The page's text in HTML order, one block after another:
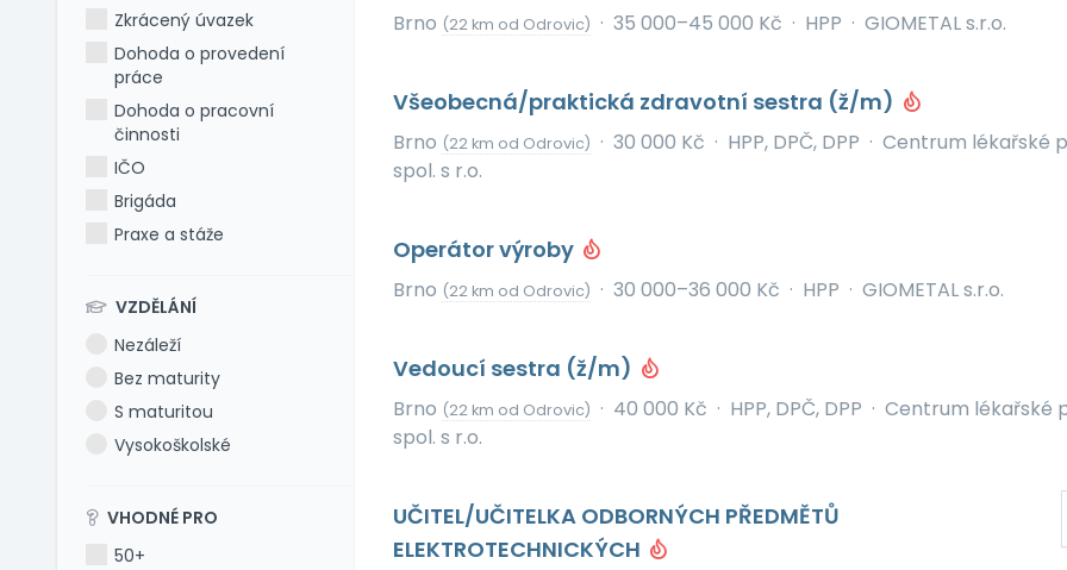
Zkrácený úvazek
Dohoda o provedení
práce
Dohoda o pracovní
činnosti
IČO
Brigáda
Praxe a stáže
VZDĚLÁNÍ
Nezáleží
Bez maturity
S maturitou
Vysokoškolské
VHODNÉ PRO
50+
Brno (22 km od Odrovic) · 35 000–45 000 Kč · HPP · GIOMETAL s.r.o.
Všeobecná/praktická zdravotní sestra (ž/m)
Brno (22 km od Odrovic) · 30 000 Kč · HPP, DPČ, DPP · Centrum lékařské
spol. s r.o.
Operátor výroby
Brno (22 km od Odrovic) · 30 000–36 000 Kč · HPP · GIOMETAL s.r.o.
Vedoucí sestra (ž/m)
Brno (22 km od Odrovic) · 40 000 Kč · HPP, DPČ, DPP · Centrum lékařské
spol. s r.o.
UČITEL/UČITELKA ODBORNÝCH PŘEDMĚTŮ
ELEKTROTECHNICKÝCH